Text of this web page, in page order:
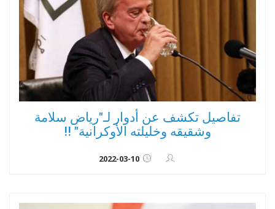
تفاصيل تكشف عن أدوار لـ"رياض سلامة
وشقيقه وخليلته الأوكرانية" !!